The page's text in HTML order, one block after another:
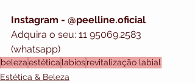
Instagram - @peelline.oficial
Adquira o seu: 11 95069.2583
(whatsapp)
belezaestética labiosrevitalização labial
Estética & Beleza